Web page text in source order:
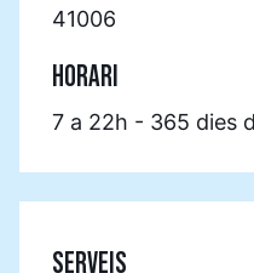
41006
HORARI
7 a 22h - 365 dies
SERVEIS